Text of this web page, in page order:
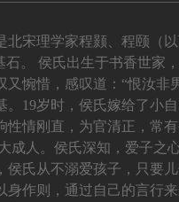
宋理学家程颢、程颐（以
。 侯氏出生于书香世家
惋惜，感叹道：“恨汝非
19岁时，侯氏嫁给了小
情刚直，为官清正，常
成人。侯氏深知，爱子之
氏从不溺爱孩子，只要
作则，通过自己的言行